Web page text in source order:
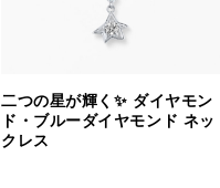
二つの星が輝く✨ ダイヤモン
ド・ブルーダイヤモンド ネッ
クレス